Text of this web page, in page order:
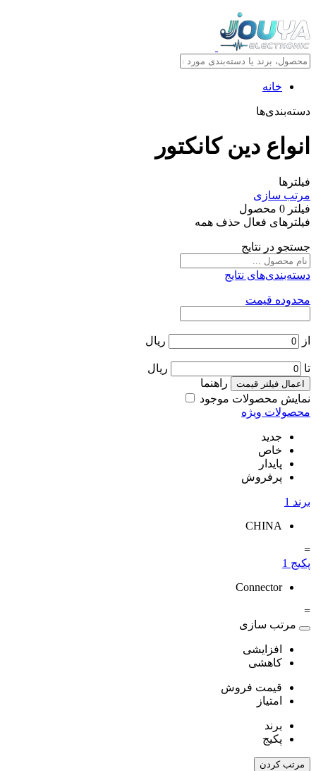
خانه
دسته‌بندی‌ها
انواع دين کانکتور
فیلترها
مرتب سازی
فیلتر 0 محصول
فیلترهای فعال حذف همه
جستجو در نتایج
دسته‌بندی‌های نتایج
محدوده قیمت
از ریال
تا ریال
اعمال فیلتر قیمت
راهنما
نمایش محصولات موجود
محصولات ویژه
جدید
خاص
پایدار
پرفروش
برند 1
CHINA
=
پکیج 1
Connector
=
مرتب سازی
افزایشی
کاهشی
قیمت فروش
امتیاز
برند
پکیج
مرتب کردن